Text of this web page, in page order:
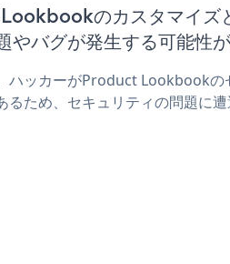
のカスタマイズ
やバグが発生する可能性が
ハッカーがProduct Lookbookの
るため、セキュリティの問題に遭